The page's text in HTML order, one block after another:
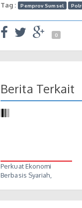
Tag : Pemprov Sumsel
0
Berita Terkait
Perkuat Ekonomi
Berbasis Syariah,